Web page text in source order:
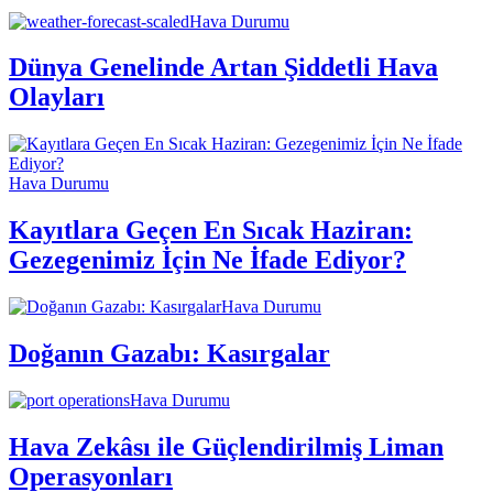
Hava Durumu
Dünya Genelinde Artan Şiddetli Hava
Olayları
Hava Durumu
Kayıtlara Geçen En Sıcak Haziran:
Gezegenimiz İçin Ne İfade Ediyor?
Hava Durumu
Doğanın Gazabı: Kasırgalar
Hava Durumu
Hava Zekâsı ile Güçlendirilmiş Liman
Operasyonları